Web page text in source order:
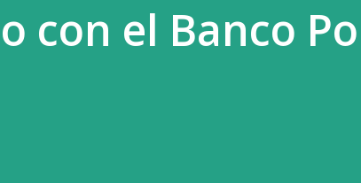
con el Banco